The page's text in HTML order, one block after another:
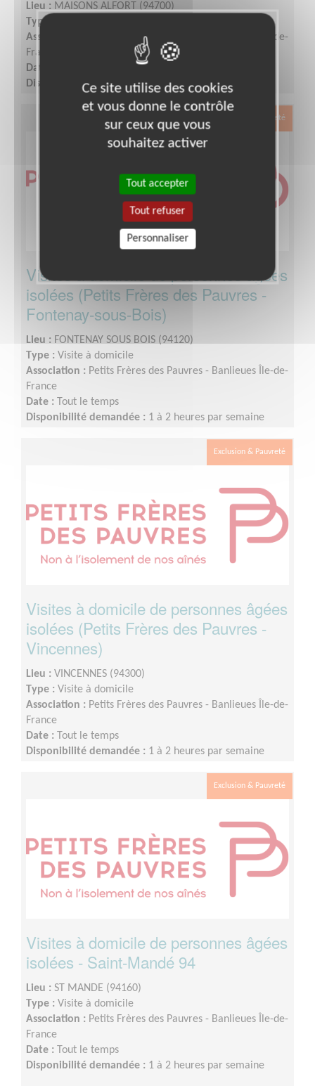
Lieu : MAISONS ALFORT (94700)
Type :
Association :
Petits Frères des Pauvres - Banlieues Île-de-
France
Date :
Disponibilité demandée :quelques heures
Exclusion & Pauvreté
Visites à domicile de personnes âgées
isolées (Petits Frères des Pauvres -
Fontenay-sous-Bois)
Lieu : FONTENAY SOUS BOIS (94120)
Type : Visite à domicile
Association : Petits Frères des Pauvres - Banlieues Île-de-
France
Date : Tout le temps
Disponibilité demandée : 1 à 2 heures par semaine
Exclusion & Pauvreté
Visites à domicile de personnes âgées
isolées (Petits Frères des Pauvres -
Vincennes)
Lieu : VINCENNES (94300)
Type : Visite à domicile
Association : Petits Frères des Pauvres - Banlieues Île-de-
France
Date : Tout le temps
Disponibilité demandée : 1 à 2 heures par semaine
Exclusion & Pauvreté
Visites à domicile de personnes âgées
isolées - Saint-Mandé 94
Lieu : ST MANDE (94160)
Type : Visite à domicile
Association : Petits Frères des Pauvres - Banlieues Île-de-
France
Date : Tout le temps
Disponibilité demandée : 1 à 2 heures par semaine
Ce site utilise des cookies
et vous donne le contrôle
sur ceux que vous
souhaitez activer
Tout accepter
Tout refuser
Personnaliser